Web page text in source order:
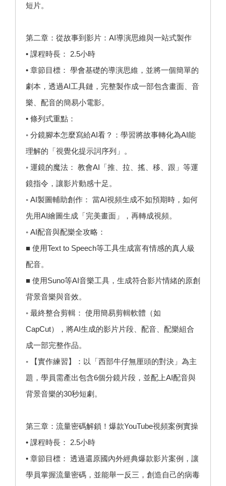
短片。
第二章：從故事到影片：AI導演思維與一站式製作
• 課程時長： 2.5小時
• 章節目標： 學會基礎的導演思維，並將一個簡單的
劇本，透過AI工具鏈，完整製作成一部包含畫面、音
樂、配音的簡易小電影。
• 條列式重點：
◦ 分鏡腳本怎麼寫給AI看？：學習將故事轉化為AI能
理解的「視覺化提示詞序列」。
◦ 運鏡的魔法： 教會AI「推、拉、搖、移、跟」等運
鏡指令，讓影片動感十足。
◦ AI製圖輔助創作： 當AI視頻生成不如預期時，如何
先用AI繪圖生成「完美畫面」，再轉成視頻。
◦ AI配音與配樂全攻略：
■ 使用Text to Speech等工具生成富有情感的真人級
配音。
■ 使用Suno等AI音樂工具，生成符合影片情緒的原創
背景音樂與音效。
◦ 最終整合剪輯： 使用簡易剪輯軟體（如
CapCut），將AI生成的影片片段、配音、配樂組合
成一部完整作品。
◦ 【實作練習】：以「西部牛仔無厘頭的對決」為主
題，學員需產出包含6個分鏡片段，並配上AI配音與
背景音樂的30秒短劇。
第三章：流量密碼解鎖！爆款YouTube視頻案例實操
• 課程時長： 2.5小時
• 章節目標： 透過還原國內外經典爆款影片案例，讓
學員掌握流量密碼，並能舉一反三，創造自己的病毒